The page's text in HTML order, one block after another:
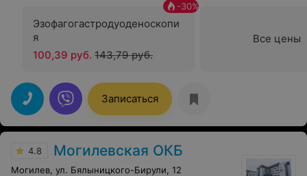
Эзофагогастродуоденоскопи
я
-30%
100,39 руб. 143,79 руб.
Все цены
Записаться
4.8 Могилевская ОКБ
Могилев, ул. Бялыницкого-Бирули, 12